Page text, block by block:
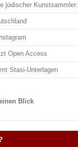
jüdischer
Open Access
Stasi-Unterlagen
Blick